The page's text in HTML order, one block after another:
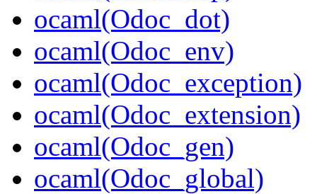
ocaml(Odoc_dot)
ocaml(Odoc_env)
ocaml(Odoc_exception)
ocaml(Odoc_extension)
ocaml(Odoc_gen)
ocaml(Odoc_global)